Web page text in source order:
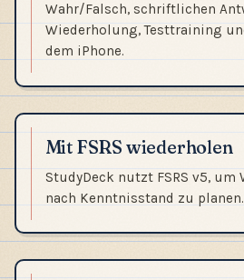
Wahr/Falsch, schriftlichen
Wiederholung, Testtraining
dem iPhone.
Mit FSRS wiederholen
StudyDeck nutzt FSRS v5,
nach Kenntnisstand zu planen.